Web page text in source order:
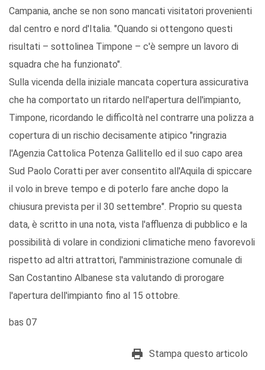
Campania, anche se non sono mancati visitatori provenienti
dal centro e nord d'Italia. "Quando si ottengono questi
risultati – sottolinea Timpone – c'è sempre un lavoro di
squadra che ha funzionato".
Sulla vicenda della iniziale mancata copertura assicurativa
che ha comportato un ritardo nell'apertura dell'impianto,
Timpone, ricordando le difficoltà nel contrarre una polizza a
copertura di un rischio decisamente atipico "ringrazia
l'Agenzia Cattolica Potenza Gallitello ed il suo capo area
Sud Paolo Coratti per aver consentito all'Aquila di spiccare
il volo in breve tempo e di poterlo fare anche dopo la
chiusura prevista per il 30 settembre". Proprio su questa
data, è scritto in una nota, vista l'affluenza di pubblico e la
possibilità di volare in condizioni climatiche meno favorevoli
rispetto ad altri attrattori, l'amministrazione comunale di
San Costantino Albanese sta valutando di prorogare
l'apertura dell'impianto fino al 15 ottobre.
bas 07
Stampa questo articolo